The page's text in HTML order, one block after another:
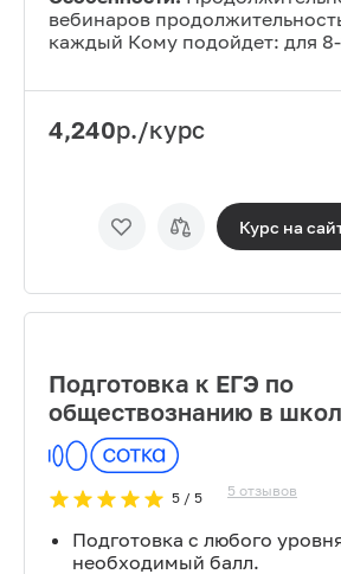
вебинаров
каждый Кому подойдет: для 8-
4,240р./курс
Курс на
Подготовка к ЕГЭ по
обществознанию в
5/ 5 5 отзывов
Подготовка с любого
необходимый балл.